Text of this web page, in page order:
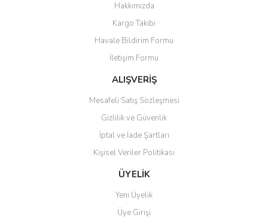
Ürün resmi kalitesiz, bozuk veya görüntülenemiyor.
Ürün açıklamasında eksik bilgiler bulunuyor.
Ürün bilgilerinde hatalar bulunuyor.
Ürün fiyatı diğer sitelerden daha pahalı.
Bu ürüne benzer farklı alternatifler olmalı.
Gönder
Hakkımızda
Kargo Takibi
Havale Bildirim Formu
İletişim Formu
ALIŞVERİŞ
Mesafeli Satış Sözleşmesi
Gizlilik ve Güvenlik
İptal ve İade Şartları
Kişisel Veriler Politikası
ÜYELİK
Yeni Üyelik
Üye Girişi